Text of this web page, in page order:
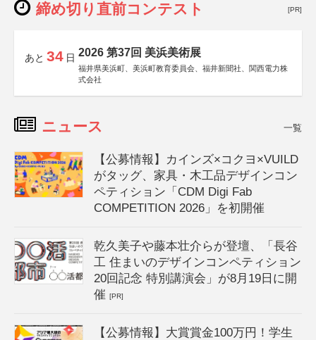
締め切り直前コンテスト [PR]
あと 34 日 2026 第37回 美浜美術展
福井県美浜町、美浜町教育委員会、福井新聞社、関西電力株
式会社
ニュース 一覧
【公募情報】カインズ×コクヨ×VUILD
がタッグ、家具・木工品デザインコン
ペティション「CDM Digi Fab
COMPETITION 2026」を初開催
乾久美子や藤本壮介らが登壇、「長谷
工 住まいのデザインコンペティション
20回記念 特別講演会」が8月19日に開
催[PR]
【公募情報】大賞賞金100万円！学生